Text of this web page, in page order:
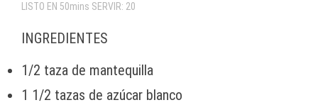
LISTO EN 50mins SERVIR: 20
INGREDIENTES
1/2 taza de mantequilla
1 1/2 tazas de azúcar blanco